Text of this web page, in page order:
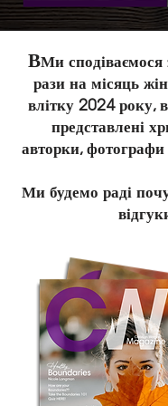
ВМи сподіваємося
рази на місяць
влітку 2024 року,
представлені
авторки, фотографи
Ми будемо раді